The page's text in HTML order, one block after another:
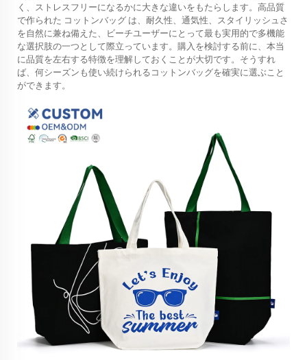
く、ストレスフリーになるかに大きな違いをもたらします。高品質
で作られた コットンバッグ は、耐久性、通気性、スタイリッシュさ
を自然に兼ね備えた、ビーチユーザーにとって最も実用的で多機能
な選択肢の一つとして際立っています。購入を検討する前に、本当
に品質を左右する特徴を理解しておくことが大切です。そうすれ
ば、何シーズンも使い続けられるコットンバッグを確実に選ぶこと
ができます。